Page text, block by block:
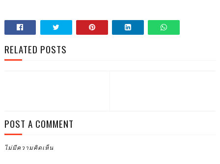
RELATED POSTS
POST A COMMENT
ไม่มีความคิดเห็น